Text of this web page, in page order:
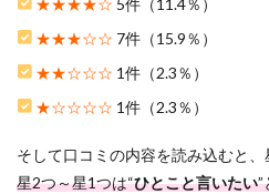
ウト
小倉
店を
おす
する
の理
由
★★★★☆ 5件（11.4％）
★★★☆☆ 7件（15.9％）
★★☆☆☆ 1件（2.3％）
★☆☆☆☆ 1件（2.3％）
そして口コミの内容を読み込むと
星2つ～星1つは“ひとこと言いたい